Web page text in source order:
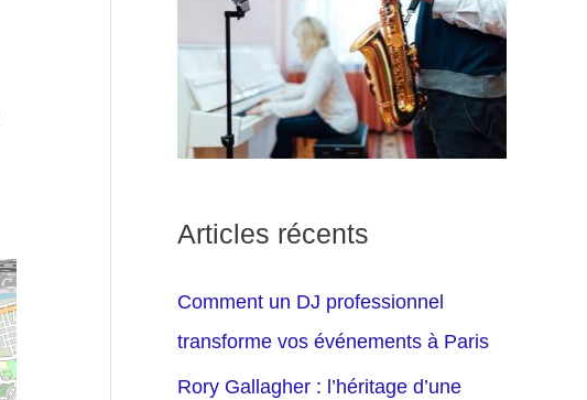
Articles récents
Comment un DJ professionnel
transforme vos événements à Paris
Rory Gallagher : l’héritage d’une